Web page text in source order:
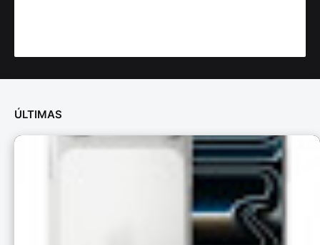
ÚLTIMAS